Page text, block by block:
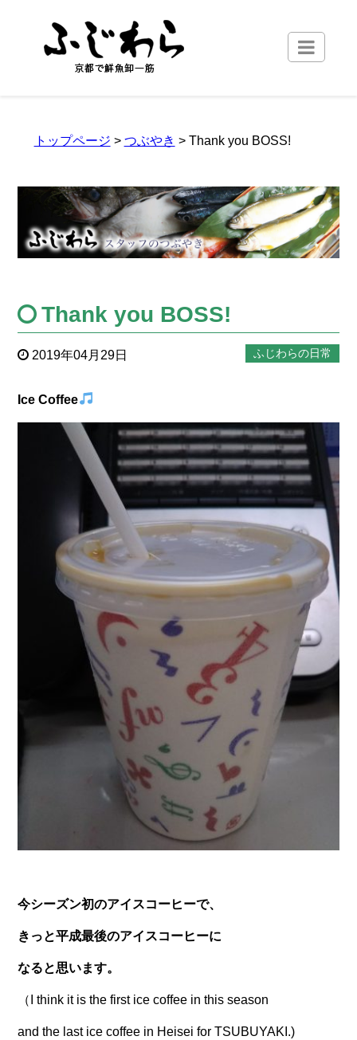
トップページ > つぶやき > Thank you BOSS!
Thank you BOSS!
2019年04月29日 ふじわらの日常
Ice Coffee
今シーズン初のアイスコーヒーで、
きっと平成最後のアイスコーヒーに
なると思います。
（I think it is the first ice coffee in this season
and the last ice coffee in Heisei for TSUBUYAKI.)